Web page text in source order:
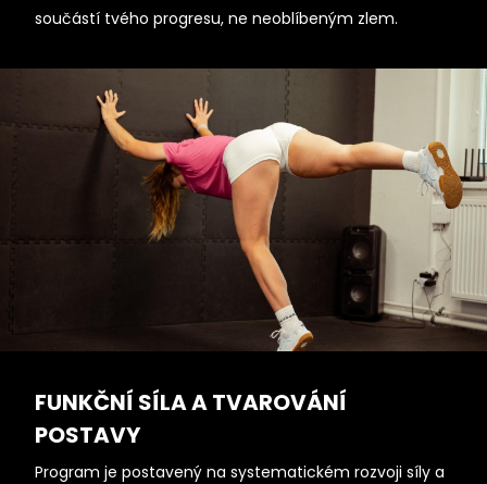
součástí tvého progresu, ne neoblíbeným zlem.
FUNKČNÍ SÍLA A TVAROVÁNÍ
POSTAVY
Program je postavený na systematickém rozvoji síly a